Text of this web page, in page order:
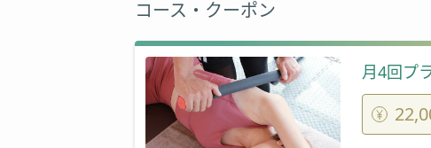
コース・クーポン
月4回プ